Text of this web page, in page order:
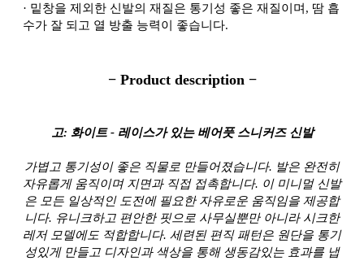
· 밑창을 제외한 신발의 재질은 통기성 좋은 재질이며, 땀 흡
수가 잘 되고 열 방출 능력이 좋습니다.
− Product description −
고: 화이트 - 레이스가 있는 베어풋 스니커즈 신발
가볍고 통기성이 좋은 직물로 만들어졌습니다. 발은 완전히
자유롭게 움직이며 지면과 직접 접촉합니다. 이 미니멀 신발
은 모든 일상적인 도전에 필요한 자유로운 움직임을 제공합
니다. 유니크하고 편안한 핏으로 사무실뿐만 아니라 시크한
레저 모델에도 적합합니다. 세련된 편직 패턴은 원단을 통기
성있게 만들고 디자인과 색상을 통해 생동감있는 효과를 냅